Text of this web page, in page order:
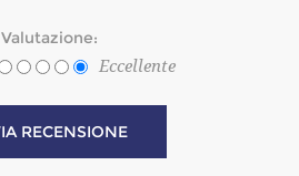
Valutazione:
Eccellente